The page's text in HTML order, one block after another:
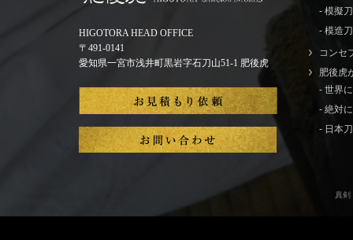
HIGOTORA HEAD OFFICE
〒491-0141
愛知県一宮市浅井町黒岩字石刀山51-1 肥後虎
- 模擬
- 模造刀
コンセ
肥後虎
- 世界
- 絶対
- 日本
真